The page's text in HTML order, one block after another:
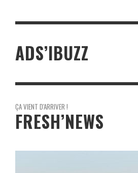
ADS’IBUZZ
ÇA VIENT D'ARRIVER !
FRESH’NEWS